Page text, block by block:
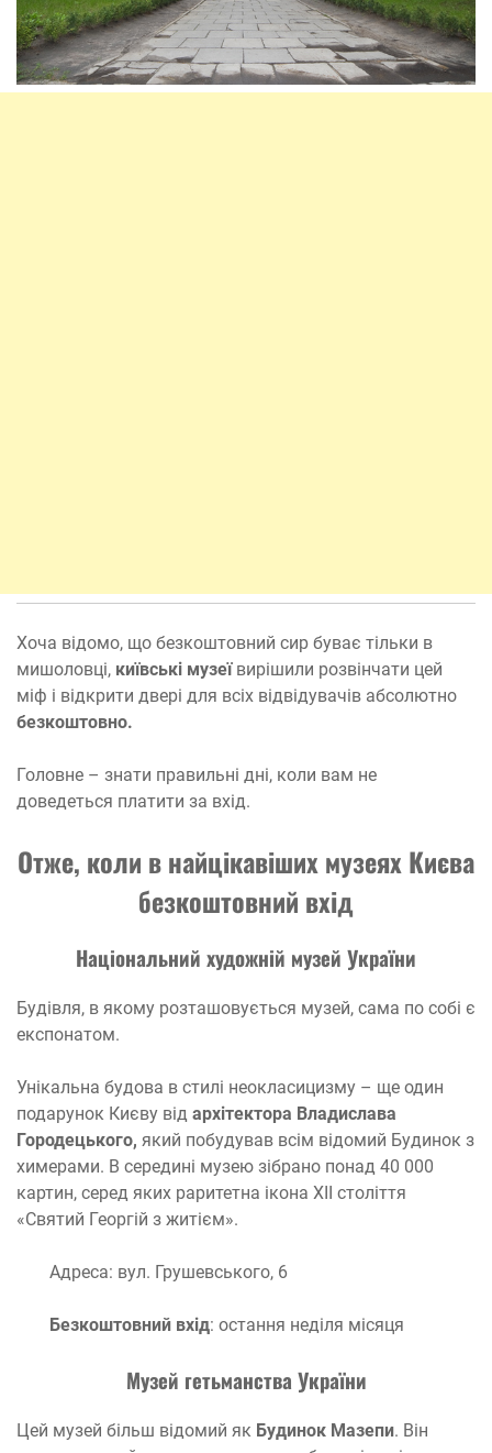
Хоча відомо, що безкоштовний сир буває тільки в
мишоловці, київські музеївирішили розвінчати цей
міф і відкрити двері для всіх відвідувачів абсолютно
безкоштовно.
Головне – знати правильні дні, коли вам не
доведеться платити за вхід.
Отже, коли в найцікавіших музеях Києва
безкоштовний вхід
Національний художній музей України
Будівля, в якому розташовується музей, сама по собі є
експонатом.
Унікальна будова в стилі неокласицизму – ще один
подарунок Києву від архітектора Владислава
Городецького, який побудував всім відомий Будинок з
химерами. В середині музею зібрано понад 40 000
картин, серед яких раритетна ікона XII століття
«Святий Георгій з житієм».
Адреса: вул. Грушевського, 6
Безкоштовний вхід: остання неділя місяця
Музей гетьманства України
Цей музей більш відомий як Будинок Мазепи. Він